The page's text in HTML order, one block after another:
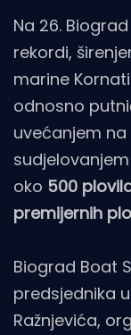
Na 26.
rekordi,
marine
odnosno
uvećanjem
oko 500
premijernih
Biograd Boat
predsjednika
Ražnjevića,